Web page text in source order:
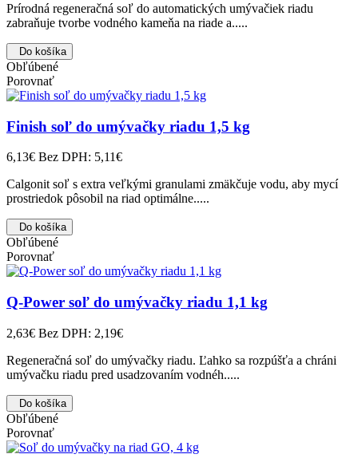
Prírodná regeneračná soľ do automatických umývačiek riadu
zabraňuje tvorbe vodného kameňa na riade a.....
Do košíka
Obľúbené
Porovnať
Finish soľ do umývačky riadu 1,5 kg
6,13€ Bez DPH: 5,11€
Calgonit soľ s extra veľkými granulami zmäkčuje vodu, aby mycí
prostriedok pôsobil na riad optimálne.....
Do košíka
Obľúbené
Porovnať
Q-Power soľ do umývačky riadu 1,1 kg
2,63€ Bez DPH: 2,19€
Regeneračná soľ do umývačky riadu. Ľahko sa rozpúšťa a chráni
umývačku riadu pred usadzovaním vodnéh.....
Do košíka
Obľúbené
Porovnať